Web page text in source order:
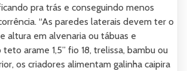
pra trás e conseguindo menos
“As paredes laterais devem ter o
altura em alvenaria ou tábuas e
arame 1,5” fio 18, trelissa, bambu ou
os criadores alimentam galinha caipira